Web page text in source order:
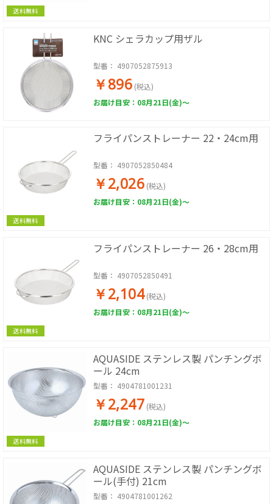
送料無料
KNC シェラカップ用ザル
型番： 4907052875913
￥896 (税込)
お届け目安：08月21日(金)～
送料無料
フライパンストレーナー 22・24cm用
型番： 4907052850484
￥2,026 (税込)
お届け目安：08月21日(金)～
送料無料
フライパンストレーナー 26・28cm用
型番： 4907052850491
￥2,104 (税込)
お届け目安：08月21日(金)～
送料無料
AQUASIDE ステンレス製 パンチングボ
ール 24cm
型番： 4904781001231
￥2,247 (税込)
お届け目安：08月21日(金)～
AQUASIDE ステンレス製 パンチングボ
ール(手付) 21cm
型番： 4904781001262